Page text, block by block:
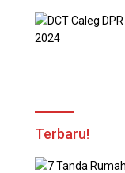
Terbaru!